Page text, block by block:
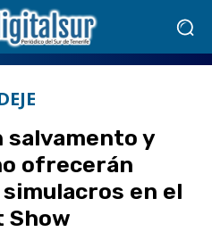
salvamento y
ofrecerán
en el
Show